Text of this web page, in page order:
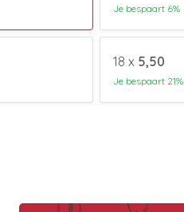
Je bespaart 6%
18 x 5,50
Je bespaart 21%